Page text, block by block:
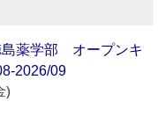
薬学部 オープンキ
2026/09
)